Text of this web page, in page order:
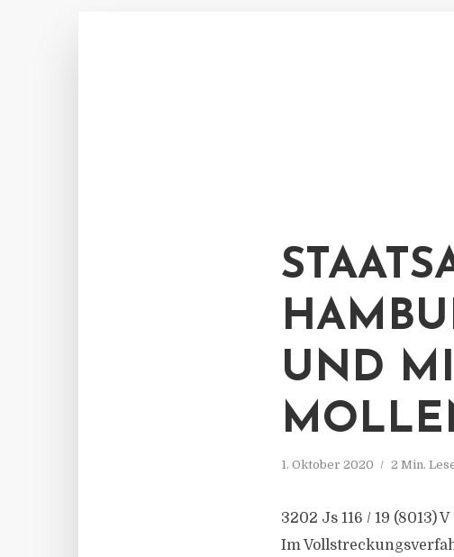
UND
1. Oktober 2020 2 Min.
3202 Js 116 / 19 (8013) V
Im